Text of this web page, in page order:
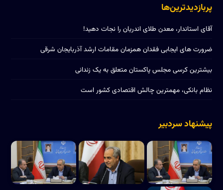
پربازدیدترین‌ها
آقای استاندار، معدن طلای اندریان را نجات دهید!
ضرورت های ایجابی فقدان همزمان مقامات ارشد آذربایجان شرقی
بیشترین کرسی مجلس پاکستان متعلق به یک زندانی
نظام بانکی، مهمترین چالش اقتصادی کشور است
پیشنهاد سردبیر